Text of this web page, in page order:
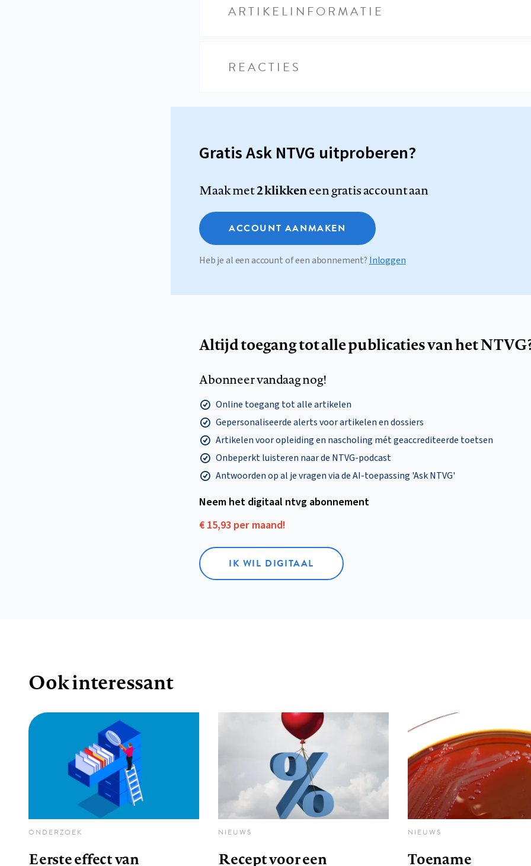
ARTIKELINFORMATIE
REACTIES
Gratis Ask NTVG uitproberen?
Maak met2 klikkeneen gratis account aan
ACCOUNT AANMAKEN
Heb je al een account of een abonnement? Inloggen
Altijd toegang tot alle publicaties van het
Abonneer vandaag nog!
Online toegang tot alle artikelen
Gepersonaliseerde alerts voor artikelen en dossiers
Artikelen voor opleiding en nascholing mét geaccrediteerde toetsen
Onbeperkt luisteren naar de NTVG-podcast
Antwoorden op al je vragen via de AI-toepassing 'Ask NTVG'
Neem het digitaal ntvg abonnement
€ 15,93 per maand!
IK WIL DIGITAAL
Ook interessant
ONDERZOEK
Eerste effect van
NIEUWS
Recept voor een
NIEUWS
Toename